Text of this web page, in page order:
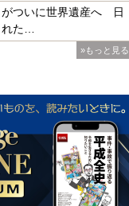
がついに世界遺産へ 日
た…
»もっと見る